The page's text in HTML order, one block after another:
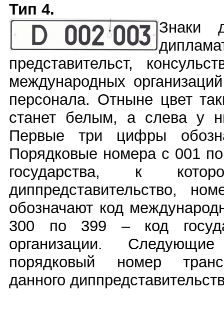
Тип 4.
Знаки
представительст,
международных
персонала. Отныне цвет
станет белым, а слева у
Первые три цифры
Порядковые номера с 001
государства, к
диппредставительство,
обозначают код
300 по 399 – код
организации.
порядковый номер
данного